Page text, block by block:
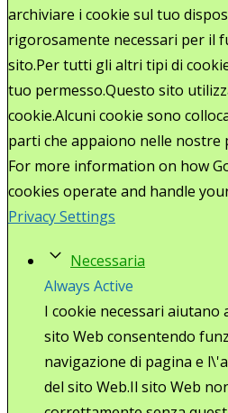
archiviare i cookie sul tuo
rigorosamente necessari per il
sito.Per tutti gli altri tipi di
tuo permesso.Questo sito
cookie.Alcuni cookie sono
parti che appaiono nelle nostre
For more information on how
cookies operate and handle
Privacy Settings
Necessaria
Always Active
I cookie necessari
sito Web consentendo
navigazione di pagina e
del sito Web.Il sito Web